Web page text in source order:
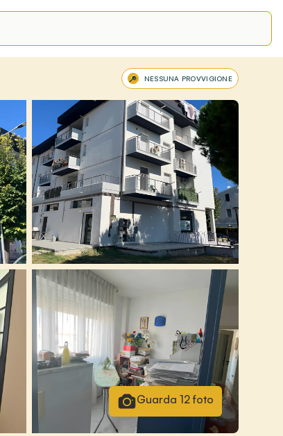
NESSUNA PROVVIGIONE
Guarda 12foto